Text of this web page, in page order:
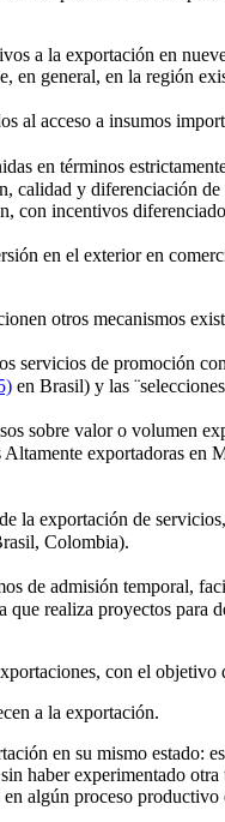
a la exportación en
en general, en la región
al acceso a insumos
en términos
y diferenciación
con incentivos
en el exterior en
otros mecanismos
servicios de promoción
en Brasil) y las
sobre valor o volumen
exportadoras
la exportación de
Colombia).
de admisión temporal,
realiza proyectos para
con el
a la exportación.
en su mismo estado:
haber experimentado
algún proceso